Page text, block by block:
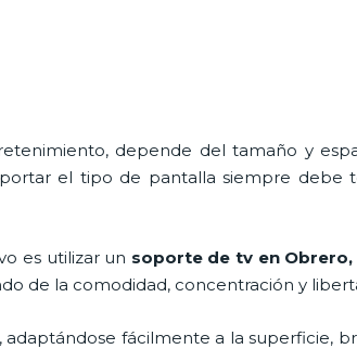
depende del tamaño y
el tipo de pantalla siempre debe
es utilizar un soporte de tv en Obrero,
de la comodidad, concentración y
fácilmente a la superficie,